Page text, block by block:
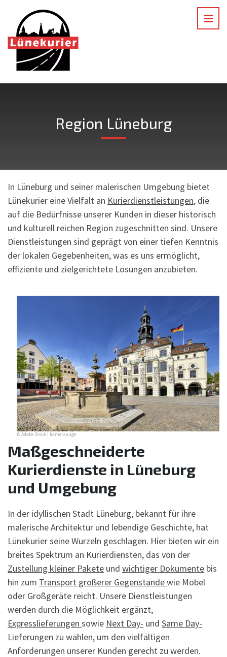
Region Lüneburg
In Lüneburg und seiner malerischen Umgebung bietet
Lünekurier eine Vielfalt an Kurierdienstleistungen, die
auf die Bedürfnisse unserer Kunden in dieser historisch
und kulturell reichen Region zugeschnitten sind. Unsere
Dienstleistungen sind geprägt von einer tiefen Kenntnis
der lokalen Gegebenheiten, was es uns ermöglicht,
effiziente und zielgerichtete Lösungen anzubieten.
© Adobe Stock | kameraauge
Maßgeschneiderte
Kurierdienste in Lüneburg
und Umgebung
In der idyllischen Stadt Lüneburg, bekannt für ihre
malerische Architektur und lebendige Geschichte, hat
Lünekurier seine Wurzeln geschlagen. Hier bieten wir ein
breites Spektrum an Kurierdiensten, das von der
Zustellung kleiner Pakete und wichtiger Dokumente bis
hin zum Transport größerer Gegenständewie Möbel
oder Großgeräte reicht. Unsere Dienstleistungen
werden durch die Möglichkeit ergänzt,
Expresslieferungen sowie Next Day- und Same Day-
Lieferungen zu wählen, um den vielfältigen
Anforderungen unserer Kunden gerecht zu werden.